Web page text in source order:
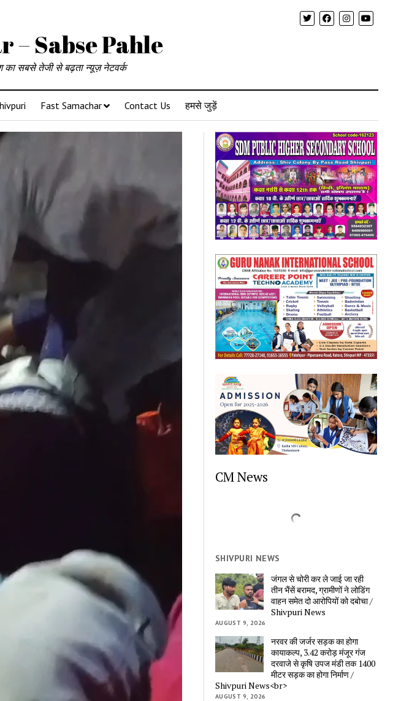
– Sabse Pahle
सबसे तेजी से बढ़ता न्यूज़ नेटवर्क
Fast Samachar Contact Us हमसे जुड़ें
CM News
SHIVPURI NEWS
जंगल से चोरी कर ले जाई जा रही
तीन भैंसें बरामद, ग्रामीणों ने लोडिंग
वाहन समेत दो आरोपियों को दबोचा /
Shivpuri News
AUGUST 9, 2026
नरवर की जर्जर सड़क का होगा
कायाकल्प, 3.42 करोड़ मंजूर गंज
दरवाजे से कृषि उपज मंडी तक 1400
मीटर सड़क का होगा निर्माण /
Shivpuri News<br>
AUGUST 9, 2026